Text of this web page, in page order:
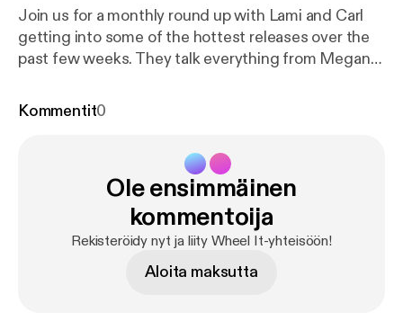
Join us for a monthly round up with Lami and Carl
getting into some of the hottest releases over the
past few weeks. They talk everything from Megan
Hussle's first posthumous feature to Santi's highly
@LamiAkindele / @cozy_carl Want to send us
something? wheelitpodcast@gmail.com
Kommentit0
Ole ensimmäinen
kommentoija
Rekisteröidy nyt ja liity Wheel It-yhteisöön!
Aloita maksutta